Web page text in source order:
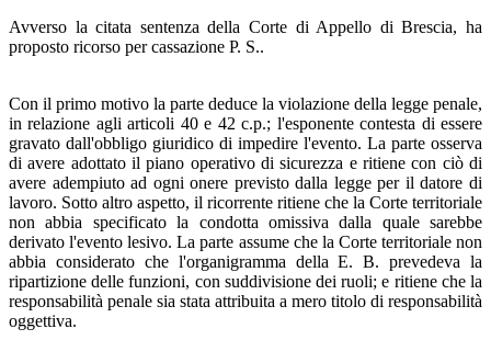
Avverso la citata sentenza della Corte di Appello di Brescia, ha
proposto ricorso per cassazione P. S..
Con il primo motivo la parte deduce la violazione della legge penale,
in relazione agli articoli 40 e 42 c.p.; l'esponente contesta di essere
gravato dall'obbligo giuridico di impedire l'evento. La parte osserva
di avere adottato il piano operativo di sicurezza e ritiene con ciò di
avere adempiuto ad ogni onere previsto dalla legge per il datore di
lavoro. Sotto altro aspetto, il ricorrente ritiene che la Corte territoriale
non abbia specificato la condotta omissiva dalla quale sarebbe
derivato l'evento lesivo. La parte assume che la Corte territoriale non
abbia considerato che l'organigramma della E. B. prevedeva la
ripartizione delle funzioni, con suddivisione dei ruoli; e ritiene che la
responsabilità penale sia stata attribuita a mero titolo di responsabilità
oggettiva.